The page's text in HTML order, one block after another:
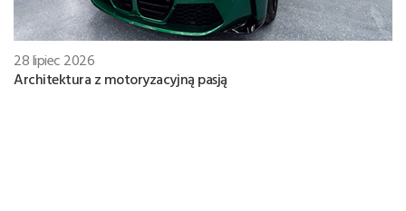
28 lipiec 2026
Architektura z motoryzacyjną pasją